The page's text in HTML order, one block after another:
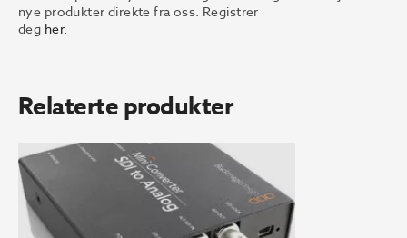
nye produkter direkte fra oss. Registrer
deg her.
Relaterte produkter